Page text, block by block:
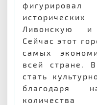
Ливонскую
Сейчас этот
самых
всей стране.
стать
благодаря